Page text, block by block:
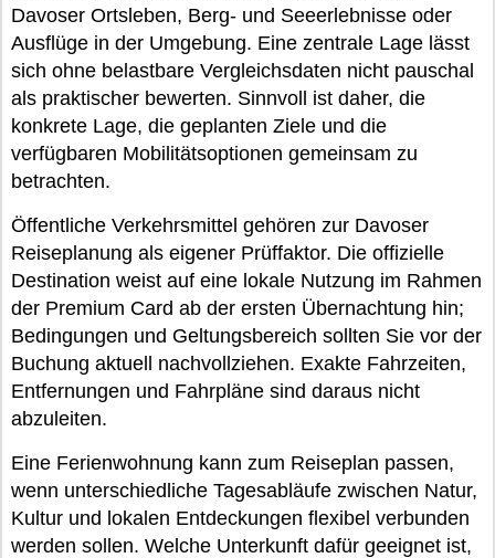
Davoser Ortsleben, Berg- und Seeerlebnisse oder
Ausflüge in der Umgebung. Eine zentrale Lage lässt
sich ohne belastbare Vergleichsdaten nicht pauschal
als praktischer bewerten. Sinnvoll ist daher, die
konkrete Lage, die geplanten Ziele und die
verfügbaren Mobilitätsoptionen gemeinsam zu
betrachten.
Öffentliche Verkehrsmittel gehören zur Davoser
Reiseplanung als eigener Prüffaktor. Die offizielle
Destination weist auf eine lokale Nutzung im Rahmen
der Premium Card ab der ersten Übernachtung hin;
Bedingungen und Geltungsbereich sollten Sie vor der
Buchung aktuell nachvollziehen. Exakte Fahrzeiten,
Entfernungen und Fahrpläne sind daraus nicht
abzuleiten.
Eine Ferienwohnung kann zum Reiseplan passen,
wenn unterschiedliche Tagesabläufe zwischen Natur,
Kultur und lokalen Entdeckungen flexibel verbunden
werden sollen. Welche Unterkunft dafür geeignet ist,